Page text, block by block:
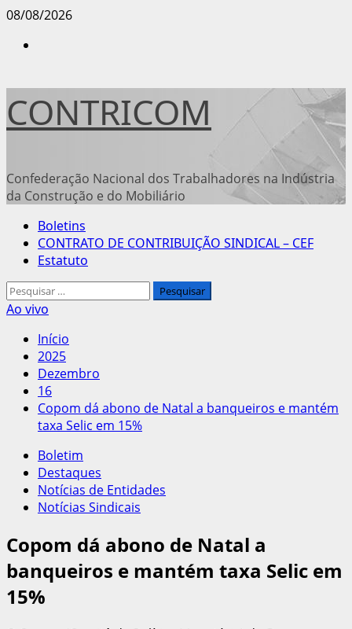
Avançar
08/08/2026
CONTRICOM
Confederação Nacional dos Trabalhadores na Indústria
da Construção e do Mobiliário
Menu
principal
Boletins
CONTRATO DE CONTRIBUIÇÃO SINDICAL – CEF
Estatuto
Pesquisar
por:
Ao vivo
Início
2025
Dezembro
16
Copom dá abono de Natal a banqueiros e mantém
taxa Selic em 15%
Boletim
Destaques
Notícias de Entidades
Notícias Sindicais
Copom dá abono de Natal a
banqueiros e mantém taxa Selic em
15%